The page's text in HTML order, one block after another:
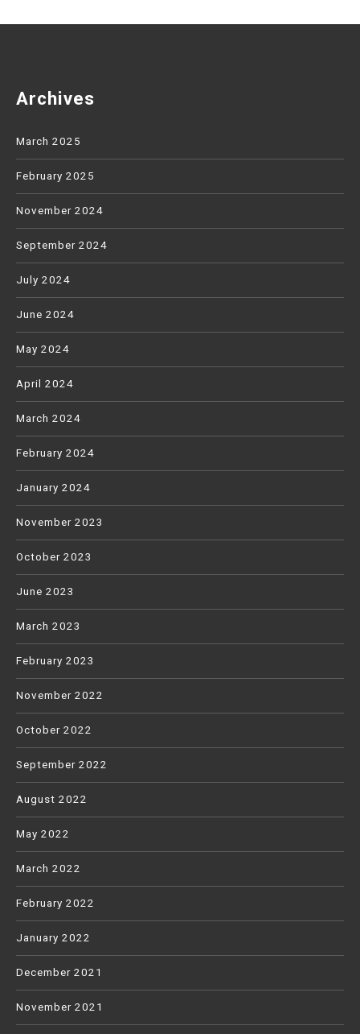
Archives
March 2025
February 2025
November 2024
September 2024
July 2024
June 2024
May 2024
April 2024
March 2024
February 2024
January 2024
November 2023
October 2023
June 2023
March 2023
February 2023
November 2022
October 2022
September 2022
August 2022
May 2022
March 2022
February 2022
January 2022
December 2021
November 2021